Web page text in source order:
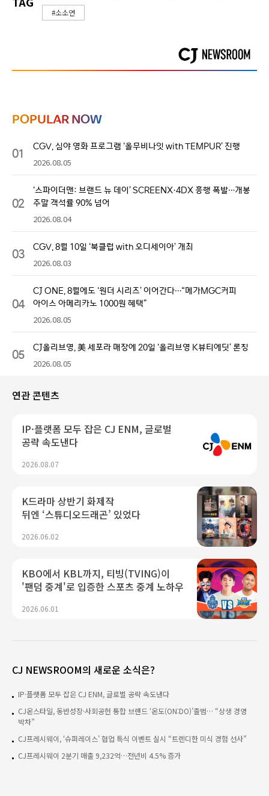
#소소연
POPULAR NOW
01 CGV, 심야 영화 프로그램 ‘올무비나잇 with TEMPUR’ 진행
2026.08.05
02
‘스파이더맨: 브랜드 뉴 데이’ SCREENX·4DX 흥행 폭발…개봉
주말 객석률 90% 넘어
2026.08.04
03 CGV, 8월 10일 ‘북클럽 with 오디세이아’ 개최
2026.08.03
04
CJ ONE, 8월에도 ‘원더 시리즈’ 이어간다…“메가MGC커피
아이스 아메리카노 1000원 혜택”
2026.08.05
05 CJ올리브영, 美 세포라 매장에 20일 ‘올리브영 K뷰티에딧’ 론칭
2026.08.05
연관 콘텐츠
IP·플랫폼 모두 잡은 CJ ENM, 글로벌
공략 속도낸다
2026.08.07
K드라마 상반기 화제작
뒤엔 ‘스튜디오드래곤’ 있었다
2026.06.02
KBO에서 KBL까지, 티빙(TVING)이
'팬덤 중계'로 입증한 스포츠 중계 노하우
2026.06.01
CJ NEWSROOM의 새로운 소식은?
IP·플랫폼 모두 잡은 CJ ENM, 글로벌 공략 속도낸다
CJ온스타일, 동반성장·사회공헌 통합 브랜드 ‘온도(ON:DO)’출범… “상생 경영
박차”
CJ프레시웨이, ‘슈퍼레이스’ 협업 특식 이벤트 실시 “트렌디한 미식 경험 선사”
CJ프레시웨이 2분기 매출 9,232억…전년비 4.5% 증가